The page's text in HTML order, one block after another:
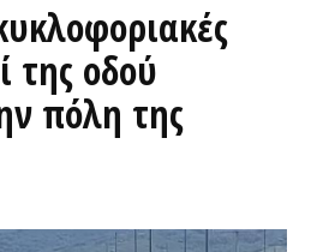
της οδού
πόλη της